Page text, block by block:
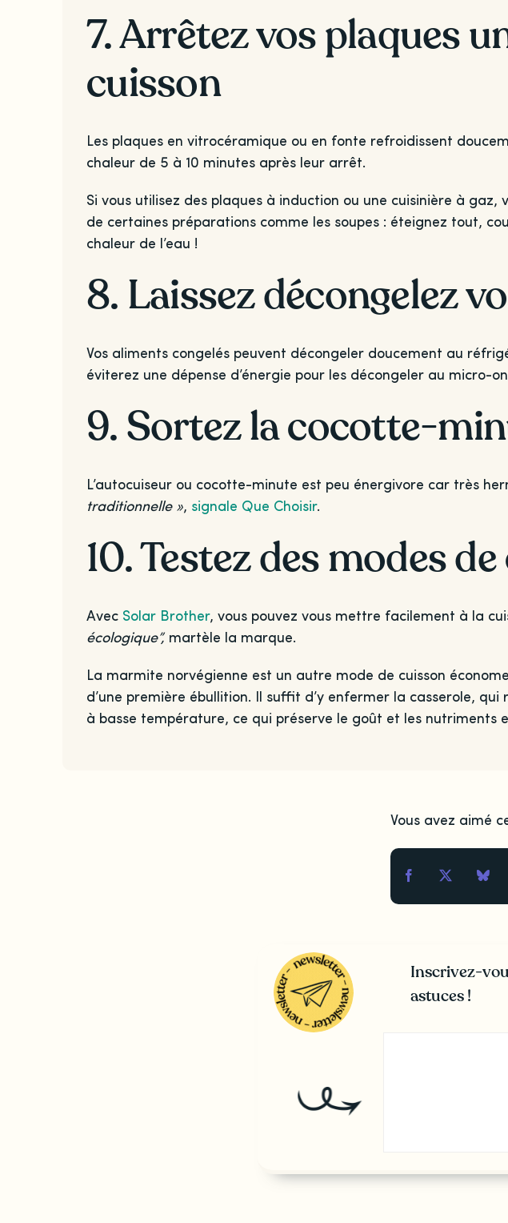
7. Arrêtez vos plaques
cuisson
Les plaques en vitrocéramique ou en fonte refroidissent
chaleur de 5 à 10 minutes après leur arrêt.
Si vous utilisez des plaques à induction ou une cuisinière à
de certaines préparations comme les soupes : éteignez tout,
chaleur de l’eau !
8. Laissez décongelez
Vos aliments congelés peuvent décongeler doucement au
éviterez une dépense d’énergie pour les décongeler au micro-
9. Sortez la cocotte-
L’autocuiseur ou cocotte-minute est peu énergivore car très
traditionnelle », signale Que Choisir.
10. Testez des modes
Avec Solar Brother, vous pouvez vous mettre facilement à la
écologique”, martèle la marque.
La marmite norvégienne est un autre mode de cuisson
d’une première ébullition. Il suffit d’y enfermer la casserole,
à basse température, ce qui préserve le goût et les nutriments
Vous avez aimé
Inscrivez-
astuces !